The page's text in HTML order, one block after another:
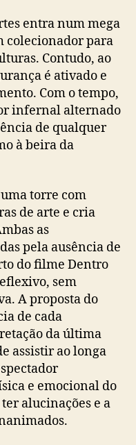
entra num mega
colecionador para
Contudo, ao
é ativado e
Com o tempo,
infernal alternado
de qualquer
à beira da
torre com
de arte e cria
as
pela ausência de
do filme Dentro
sem
A proposta do
de cada
da última
assistir ao longa
e emocional do
alucinações e a